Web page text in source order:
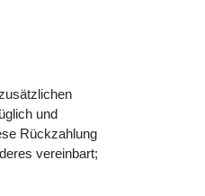
und
Rückzahlung
vereinbart;